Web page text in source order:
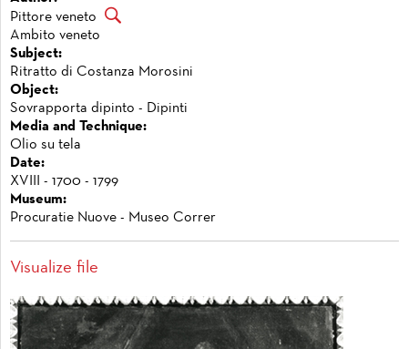
Pittore veneto
Ambito veneto
Subject:
Ritratto di Costanza Morosini
Object:
Sovrapporta dipinto - Dipinti
Media and Technique:
Olio su tela
Date:
XVIII - 1700 - 1799
Museum:
Procuratie Nuove - Museo Correr
Visualize file